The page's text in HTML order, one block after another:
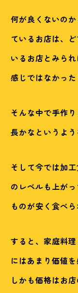
何が良くないの
ているお店は、
いるお店とみら
感じではなかった
そんな中で手作
長かなというよ
そして今では加
のレベルも上が
ものが安く食べら
すると、家庭料
にはあまり価値
しかも価格はお